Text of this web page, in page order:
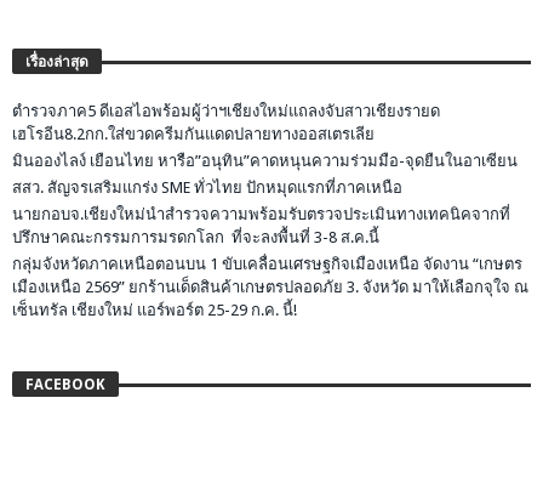
เรื่องล่าสุด
ตำรวจภาค5 ดีเอสไอพร้อมผู้ว่าฯเชียงใหม่แถลงจับสาวเชียงรายด
เฮโรอีน8.2กก.ใส่ขวดครีมกันแดดปลายทางออสเตรเลีย
มินอองไลง์ เยือนไทย หารือ”อนุทิน”คาดหนุนความร่วมมือ-จุดยืนในอาเซียน
สสว. สัญจรเสริมแกร่ง SME ทั่วไทย ปักหมุดแรกที่ภาคเหนือ
นายกอบจ.เชียงใหม่นำสำรวจความพร้อมรับตรวจประเมินทางเทคนิคจากที่
ปรึกษาคณะกรรมการมรดกโลก ที่จะลงพื้นที่ 3-8 ส.ค.นี้
กลุ่มจังหวัดภาคเหนือตอนบน 1 ขับเคลื่อนเศรษฐกิจเมืองเหนือ จัดงาน “เกษตร
เมืองเหนือ 2569” ยกร้านเด็ดสินค้าเกษตรปลอดภัย 3. จังหวัด มาให้เลือกจุใจ ณ
เซ็นทรัล เชียงใหม่ แอร์พอร์ต 25-29 ก.ค. นี้!
FACEBOOK